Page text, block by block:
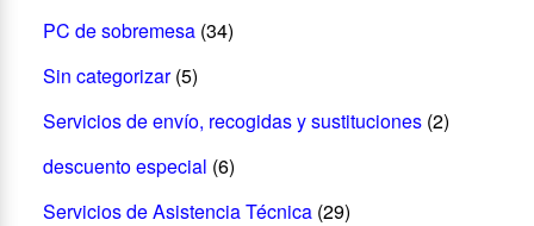
PC de sobremesa (34)
Sin categorizar (5)
Servicios de envío, recogidas y sustituciones (2)
descuento especial (6)
Servicios de Asistencia Técnica (29)